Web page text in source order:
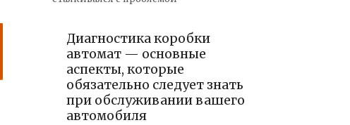
Диагностика коробки
автомат — основные
аспекты, которые
обязательно следует знать
при обслуживании вашего
автомобиля